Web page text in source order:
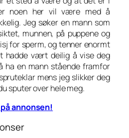
noen her vil være med å
Jeg søker en mann som
munnen, på puppene og
for sperm, og tenner enormt
hadde vært deilig å vise deg
ha en mann stående framfor
mens jeg slikker deg
sputer over hele meg.
annonsen!